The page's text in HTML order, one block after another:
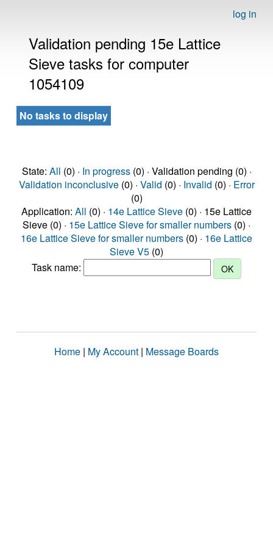
log in
Validation pending 15e Lattice
Sieve tasks for computer
1054109
No tasks to display
State: All (0) · In progress(0) · Validation pending (0) ·
Validation inconclusive(0) · Valid (0) · Invalid (0) · Error
(0)
Application: All (0) · 14e Lattice Sieve (0) · 15e Lattice
Sieve (0) · 15e Lattice Sieve for smaller numbers (0) ·
16e Lattice Sieve for smaller numbers (0) · 16e Lattice
Sieve V5 (0)
Task name:
Home | My Account | Message Boards